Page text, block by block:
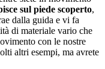
sul piede scoperto,
dalla guida e vi fa
di materiale vario che
con le nostre
altri esempi, ma avrete